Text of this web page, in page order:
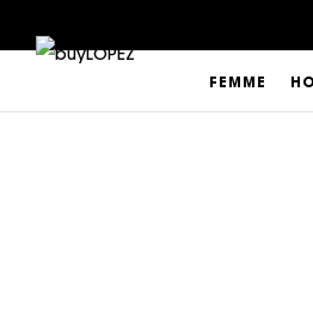
FEMME